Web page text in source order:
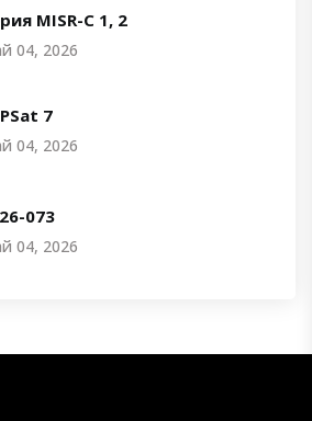
MISR-C 1, 2
04, 2026
7
04, 2026
073
04, 2026